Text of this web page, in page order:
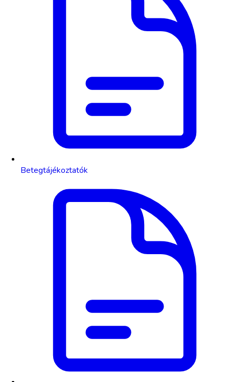
Betegtájékoztatók